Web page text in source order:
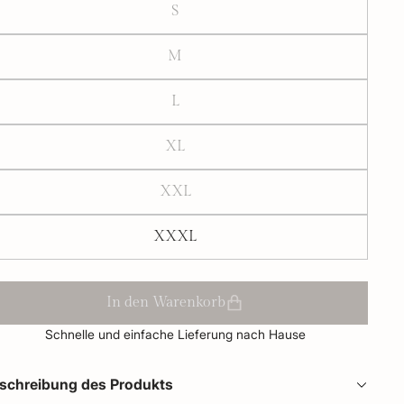
S
M
L
XL
XXL
XXXL
In den Warenkorb
Schnelle und einfache Lieferung nach Hause
des Produkts